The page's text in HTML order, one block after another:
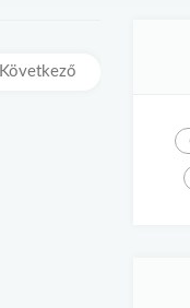
Következő